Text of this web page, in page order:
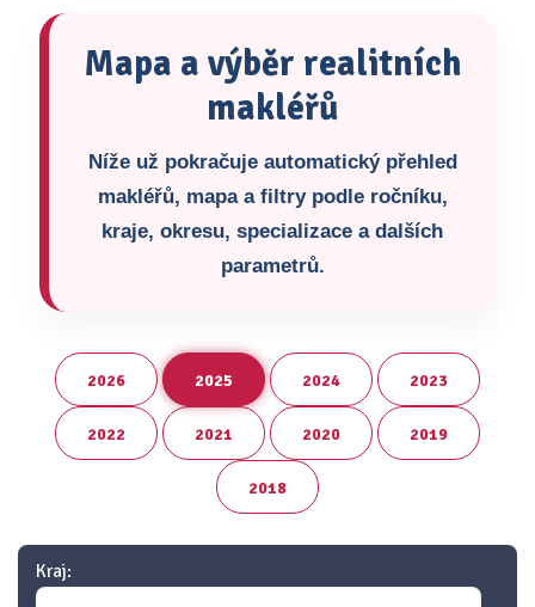
Mapa a výběr realitních
makléřů
Níže už pokračuje automatický přehled
makléřů, mapa a filtry podle ročníku,
kraje, okresu, specializace a dalších
parametrů.
2026 2025 2024 2023
2022 2021 2020 2019
2018
Kraj: